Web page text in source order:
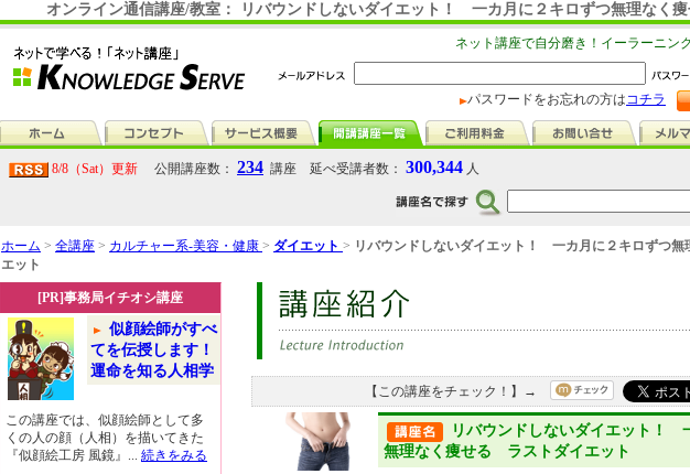
オンライン通信講座/教室： リバウンドしないダイエット！ 一カ月に２キロずつ無理なく
ネット講座で自分磨き！イーラーニン
パスワードをお忘れの方はコチラ
8/8（Sat）更新 公開講座数： 234 講座 延べ受講者数： 300,344 人
ホーム > 全講座 > カルチャー系-美容・健康 > ダイエット > リバウンドしないダイエット！ 一カ月に２キロずつ
エット
[PR]事務局イチオシ講座
似顔絵師がすべ
てを伝授します！
運命を知る人相学
この講座では、似顔絵師として多
くの人の顔（人相）を描いてきた
『似顔絵工房 風鏡』... 続きをみる
【この講座をチェック！】→
リバウンドしないダイエット！
無理なく痩せる ラストダイエット